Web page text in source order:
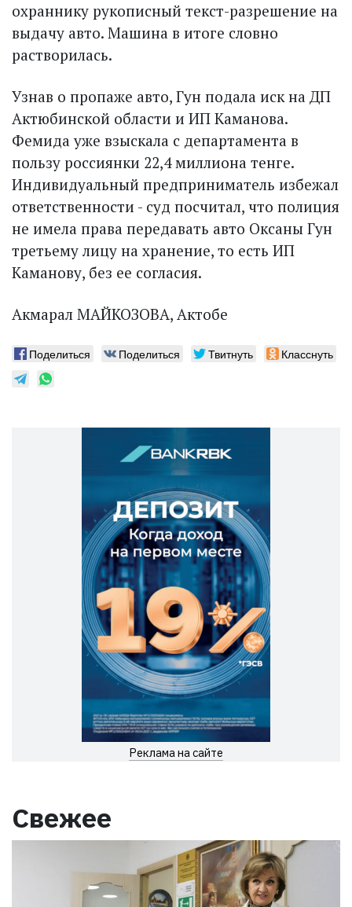
охраннику рукописный текст-разрешение на
выдачу авто. Машина в итоге словно
растворилась.
Узнав о пропаже авто, Гун подала иск на ДП
Актюбинской области и ИП Каманова.
Фемида уже взыскала с департамента в
пользу россиянки 22,4 миллиона тенге.
Индивидуальный предприниматель избежал
ответственности - суд посчитал, что полиция
не имела права передавать авто Оксаны Гун
третьему лицу на хранение, то есть ИП
Каманову, без ее согласия.
Акмарал МАЙКОЗОВА, Актобе
Поделиться Поделиться Твитнуть Класснуть
Реклама на сайте
Свежее